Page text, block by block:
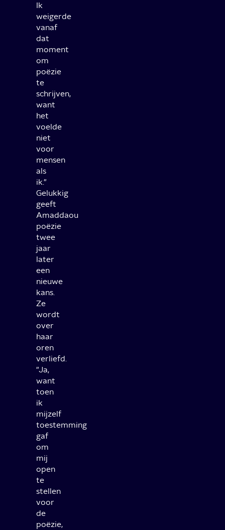
Ik
weigerde
vanaf
dat
moment
om
poëzie
te
schrijven,
want
het
voelde
niet
voor
mensen
als
ik."
Gelukkig
geeft
Amaddaou
poëzie
twee
jaar
later
een
nieuwe
kans.
Ze
wordt
over
haar
oren
verliefd.
"Ja,
want
toen
ik
mijzelf
toestemming
gaf
om
mij
open
te
stellen
voor
de
poëzie,